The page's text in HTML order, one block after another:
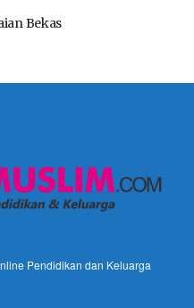
Bekas
Pendidikan dan Keluarga